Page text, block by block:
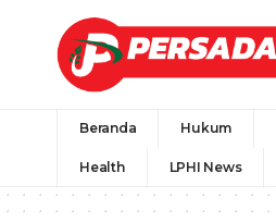
Beranda Hukum
Health LPHI News